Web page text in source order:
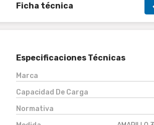
Ficha técnica
Especificaciones Técnicas
Marca
Capacidad De Carga
Normativa